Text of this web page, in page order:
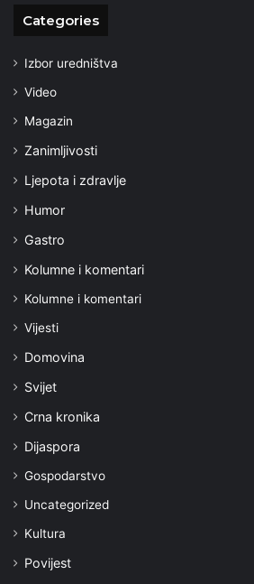
Categories
Izbor uredništva
Video
Magazin
Zanimljivosti
Ljepota i zdravlje
Humor
Gastro
Kolumne i komentari
Kolumne i komentari
Vijesti
Domovina
Svijet
Crna kronika
Dijaspora
Gospodarstvo
Uncategorized
Kultura
Povijest